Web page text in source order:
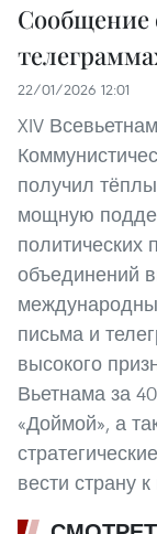
Сообщение
22/01/2026 12:01
XIV
получил
мощную
политических
объединений
письма и
высокого
Вьетнама за
«Доймой», а
вести страну